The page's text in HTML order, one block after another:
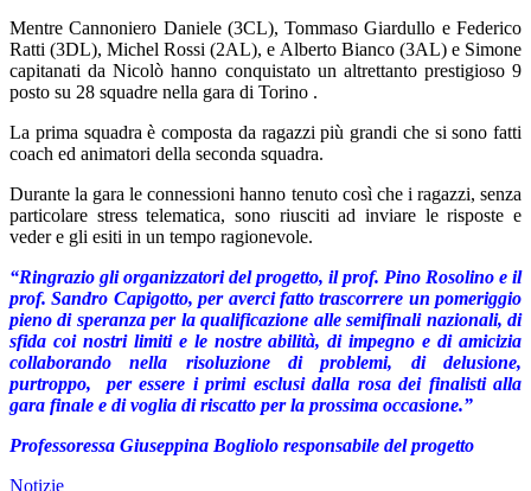
Mentre Cannoniero Daniele (3CL), Tommaso Giardullo e Federico
Ratti (3DL), Michel Rossi (2AL), e Alberto Bianco (3AL) e Simone
capitanati da Nicolò hanno conquistato un altrettanto prestigioso 9
posto su 28 squadre nella gara di Torino .
La prima squadra è composta da ragazzi più grandi che si sono fatti
coach ed animatori della seconda squadra.
Durante la gara le connessioni hanno tenuto così che i ragazzi, senza
particolare stress telematica, sono riusciti ad inviare le risposte e
veder e gli esiti in un tempo ragionevole.
“Ringrazio gli organizzatori del progetto, il prof. Pino Rosolino e il
prof. Sandro Capigotto, per averci fatto trascorrere un pomeriggio
pieno di speranza per la qualificazione alle semifinali nazionali, di
sfida coi nostri limiti e le nostre abilità, di impegno e di amicizia
collaborando nella risoluzione di problemi, di delusione,
purtroppo, per essere i primi esclusi dalla rosa dei finalisti alla
gara finale e di voglia di riscatto per la prossima occasione.”
Professoressa Giuseppina Bogliolo responsabile del progetto
Notizie